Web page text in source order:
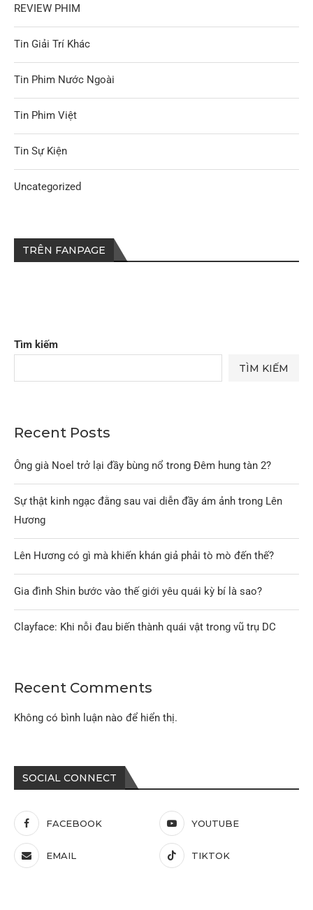
Tìm kiếm
TÌM KIẾM
Recent Posts
Ông già Noel trở lại đầy bùng nổ trong Đêm hung tàn 2?
Sự thật kinh ngạc đằng sau vai diễn đầy ám ảnh trong Lên
Hương
Lên Hương có gì mà khiến khán giả phải tò mò đến thế?
Gia đình Shin bước vào thế giới yêu quái kỳ bí là sao?
Clayface: Khi nỗi đau biến thành quái vật trong vũ trụ DC
Recent Comments
Không có bình luận nào để hiển thị.
SOCIAL CONNECT
FACEBOOK YOUTUBE
EMAIL TIKTOK
REVIEW PHIM
Tin Giải Trí Khác
Tin Phim Nước Ngoài
Tin Phim Việt
Tin Sự Kiện
Uncategorized
TRÊN FANPAGE